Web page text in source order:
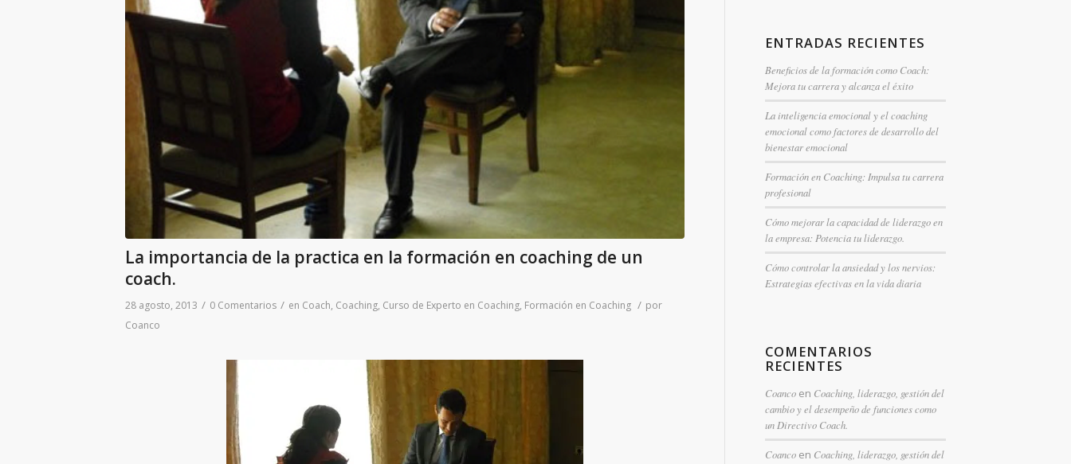
La importancia de la practica en la formación en coaching de un
coach.
28 agosto, 2013 / 0 Comentarios / en Coach, Coaching, Curso de Experto en Coaching, Formación en Coaching / por
Coanco
ENTRADAS RECIENTES
Beneficios de la formación como Coach:
Mejora tu carrera y alcanza el éxito
La inteligencia emocional y el coaching
emocional como factores de desarrollo del
bienestar emocional
Formación en Coaching: Impulsa tu carrera
profesional
Cómo mejorar la capacidad de liderazgo en
la empresa: Potencia tu liderazgo.
Cómo controlar la ansiedad y los nervios:
Estrategias efectivas en la vida diaria
COMENTARIOS
RECIENTES
Coancoen Coaching, liderazgo, gestión del
cambio y el desempeño de funciones como
un Directivo Coach.
Coancoen Coaching, liderazgo, gestión del